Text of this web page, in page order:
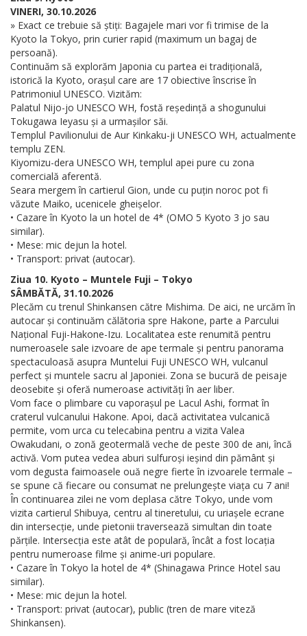
VINERI, 30.10.2026
» Exact ce trebuie să știți: Bagajele mari vor fi trimise de la
Kyoto la Tokyo, prin curier rapid (maximum un bagaj de
persoană).
Continuăm să explorăm Japonia cu partea ei tradițională,
istorică la Kyoto, orașul care are 17 obiective înscrise în
Patrimoniul UNESCO. Vizităm:
Palatul Nijo-jo UNESCO WH, fostă reședință a shogunului
Tokugawa Ieyasu și a urmașilor săi.
Templul Pavilionului de Aur Kinkaku-ji UNESCO WH, actualmente
templu ZEN.
Kiyomizu-dera UNESCO WH, templul apei pure cu zona
comercială aferentă.
Seara mergem în cartierul Gion, unde cu puțin noroc pot fi
văzute Maiko, ucenicele gheișelor.
• Cazare în Kyoto la un hotel de 4* (OMO 5 Kyoto 3 jo sau
similar).
• Mese: mic dejun la hotel.
• Transport: privat (autocar).
Ziua 10. Kyoto – Muntele Fuji – Tokyo
SÂMBĂTĂ, 31.10.2026
Plecăm cu trenul Shinkansen către Mishima. De aici, ne urcăm în
autocar și continuăm călătoria spre Hakone, parte a Parcului
Național Fuji-Hakone-Izu. Localitatea este renumită pentru
numeroasele sale izvoare de ape termale și pentru panorama
spectaculoasă asupra Muntelui Fuji UNESCO WH, vulcanul
perfect și muntele sacru al Japoniei. Zona se bucură de peisaje
deosebite și oferă numeroase activități în aer liber.
Vom face o plimbare cu vaporașul pe Lacul Ashi, format în
craterul vulcanului Hakone. Apoi, dacă activitatea vulcanică
permite, vom urca cu telecabina pentru a vizita Valea
Owakudani, o zonă geotermală veche de peste 300 de ani, încă
activă. Vom putea vedea aburi sulfuroși ieșind din pământ și
vom degusta faimoasele ouă negre fierte în izvoarele termale –
se spune că fiecare ou consumat ne prelungește viața cu 7 ani!
În continuarea zilei ne vom deplasa către Tokyo, unde vom
vizita cartierul Shibuya, centru al tineretului, cu uriașele ecrane
din intersecție, unde pietonii traversează simultan din toate
părțile. Intersecția este atât de populară, încât a fost locația
pentru numeroase filme și anime-uri populare.
• Cazare în Tokyo la hotel de 4* (Shinagawa Prince Hotel sau
similar).
• Mese: mic dejun la hotel.
• Transport: privat (autocar), public (tren de mare viteză
Shinkansen).